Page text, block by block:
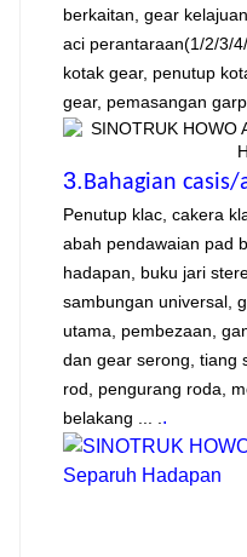
berkaitan, gear
aci perantaraan(1/2/3/
kotak gear, penutup
gear, pemasangan
3.Bahagian
Penutup klac, cakera
abah pendawaian pad
hadapan, buku jari
sambungan universal,
utama, pembezaan,
dan gear serong, tiang
rod, pengurang roda,
belakang ... ..